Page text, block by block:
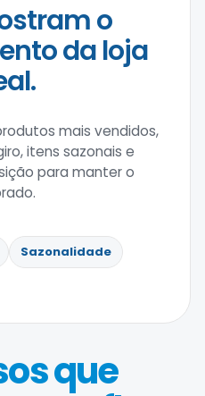
o
da loja
mais vendidos,
itens sazonais e
para manter o
Sazonalidade
que